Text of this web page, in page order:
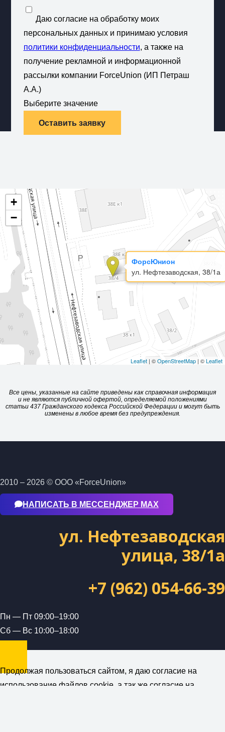
Даю согласие на обработку моих
персональных данных и принимаю условия
политики конфиденциальности, а также на
получение рекламной и информационной
рассылки компании ForceUnion (ИП Петраш
А.А.)
Выберите значение
Оставить заявку
ФорсЮнион
ул. Нефтезаводская, 38/1а
+
−
Leaflet | ©OpenStreetMap | ©Leaflet
Все цены, указанные на сайте приведены как справочная информация
и не являются публичной офертой, определяемой положениями
статьи 437 Гражданского кодекса Российской Федерации и могут быть
изменены в любое время без предупреждения.
2010 – 2026 © ООО «ForceUnion»
НАПИСАТЬ В МЕССЕНДЖЕР МАХ
ул. Нефтезаводская
улица, 38/1а
+7 (962) 054-66-39
Пн — Пт 09:00–19:00
Сб — Вс 10:00–18:00
Продолжая пользоваться сайтом, я даю согласие на
использование файлов cookie, а так же согласие на